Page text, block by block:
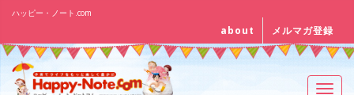
ハッピー・ノート.com
about メルマガ登録